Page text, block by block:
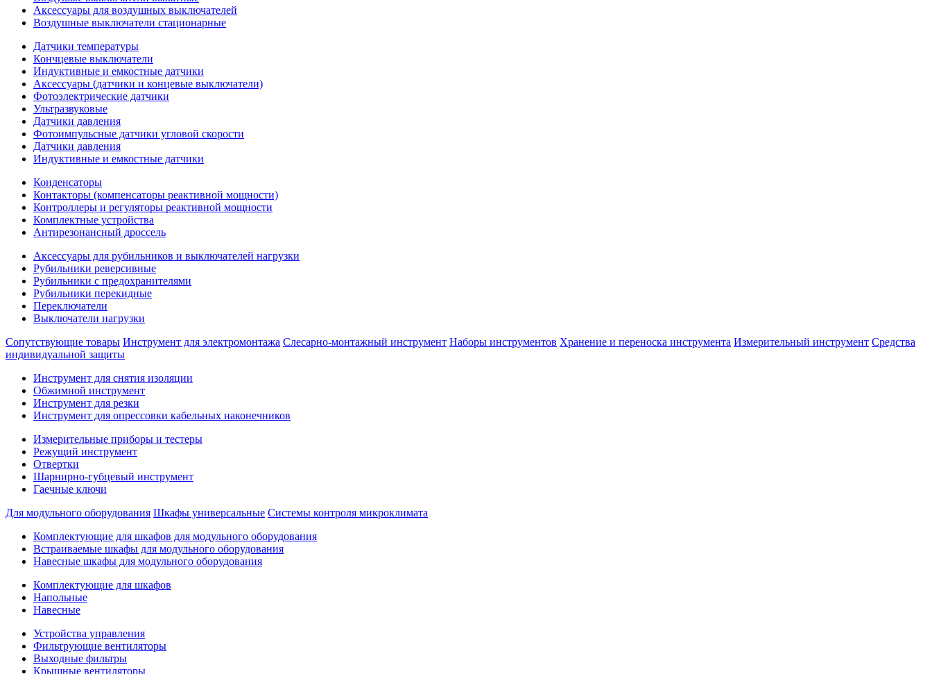
Аксессуары для воздушных выключателей
Воздушные выключатели стационарные
Датчики температуры
Кончцевые выключатели
Индуктивные и емкостные датчики
Аксессуары (датчики и концевые выключатели)
Фотоэлектрические датчики
Ультразвуковые
Датчики давления
Фотоимпульсные датчики угловой скорости
Датчики давления
Индуктивные и емкостные датчики
Конденсаторы
Контакторы (компенсаторы реактивной мощности)
Контроллеры и регуляторы реактивной мощности
Комплектные устройства
Антирезонансный дроссель
Аксессуары для рубильников и выключателей нагрузки
Рубильники реверсивные
Рубильники с предохранителями
Рубильники перекидные
Переключатели
Выключатели нагрузки
Сопутствующие товары Инструмент для электромонтажа Слесарно-монтажный инструмент Наборы инструментов Хранение и переноска инструмента Измерительный инструмент Средства
индивидуальной защиты
Инструмент для снятия изоляции
Обжимной инструмент
Инструмент для резки
Инструмент для опрессовки кабельных наконечников
Измерительные приборы и тестеры
Режущий инструмент
Отвертки
Шарнирно-губцевый инструмент
Гаечные ключи
Для модульного оборудования Шкафы универсальные Системы контроля микроклимата
Комплектующие для шкафов для модульного оборудования
Встраиваемые шкафы для модульного оборудования
Навесные шкафы для модульного оборудования
Комплектующие для шкафов
Напольные
Навесные
Устройства управления
Фильтрующие вентиляторы
Выходные фильтры
Крышные вентиляторы